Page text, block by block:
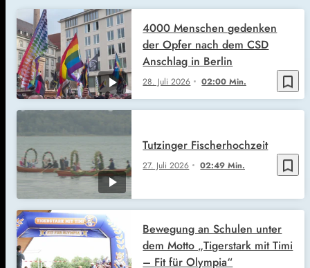
bookmark_border
28. Juli 2026 02:00 Min.
4000 Menschen gedenken
der Opfer nach dem CSD
Anschlag in Berlin
bookmark_border
27. Juli 2026 02:49 Min.
Tutzinger Fischerhochzeit
Bewegung an Schulen unter
dem Motto „Tigerstark mit Timi
– Fit für Olympia“